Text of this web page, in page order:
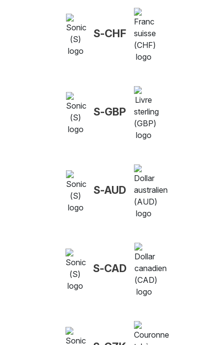
S-CHF
S-GBP
S-AUD
S-CAD